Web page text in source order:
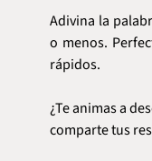
Adivina la
o menos.
rápidos.
¿Te animas a
comparte tus